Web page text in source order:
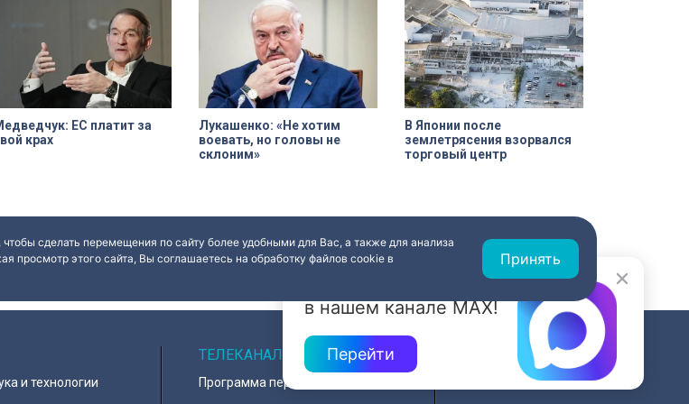
пропорции, соотношения света и
объема, а также назначение
комнат. Как отметил губернатор
Александр Беглов, все
реставрационные работы в
«Пенатах» проводились под
строгим контролем специалистов
КГИОП.
стал его участником?
ЕС платит за
крах
Лукашенко: «Не хотим
воевать, но головы не
склоним»
В Японии после
землетрясения взорвался
торговый центр
в нашем канале MAX!
Перейти
сделать перемещения по сайту более удобными для Вас, а также для анализа
просмотр этого сайта, Вы соглашаетесь на обработку файлов cookie в
Принять
и технологии
ТЕЛЕКАНАЛ
Программа передач